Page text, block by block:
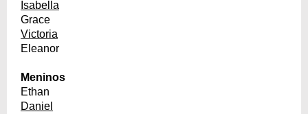
Isabella
Grace
Victoria
Eleanor
Meninos
Ethan
Daniel